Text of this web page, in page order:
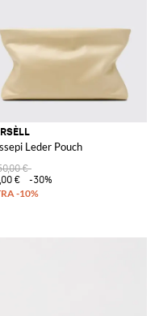
Leder Pouch
€
€
-30%